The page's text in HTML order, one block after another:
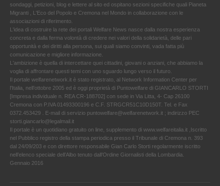
sondaggi, petizioni, blog e lettere al sito ed ospitano sezioni specifiche quali Pianeta
Migranti , L'Eco del Popolo e Cremona nel Mondo in collaborazione con le
associazioni di riferimento.
L'idea di costruire la rete dei portali Welfare News nasce dalla nostra esperienza
concreta e dalla ferma volontà di credere nei valori della solidarietà, delle pari
opportunità e dei diritti alla persona, sui quali siamo convinti, vada fatta più
comunicazione e migliore informazione.
L'ambizione è quella di intercettare quei cittadini, giovani o anziani, che abbiamo la
voglia di affrontare questi temi con uno sguardo lungo verso il futuro.
Il portale welfarenetwork.it è stato registrato, al Network Information Center per
l'Italia, nell’ottobre 2005 ed è oggi proprietà di Puntowelfare di GIANCARLO STORTI
[Impresa individuale n. REA CR-188702] con sede in Via Litta, 4- Cap 26100
Cremona con P.IVA 01493300196 e C.F. STRGCR51C10D150T. Tel. e Fax
0372.453429 . E-mail di servizio puntowelfare@welfarenetwork.it ; indirizzo PEC
storti.giancarlo@legalmail.it
Il portale è un quotidiano gratuito on line, supplemento di www.welfareitalia.it ,Iscritto
nel Pubblico registro della stampa periodica presso il Tribunale di Cremona n. 393
dal 24/09/203 e con direttore responsabile Gian Carlo Storti regolarmente iscritto
nell’elenco speciale dell’Albo tenuto dall’Ordine Giornalisti della Lombardia.
Gennaio 2016